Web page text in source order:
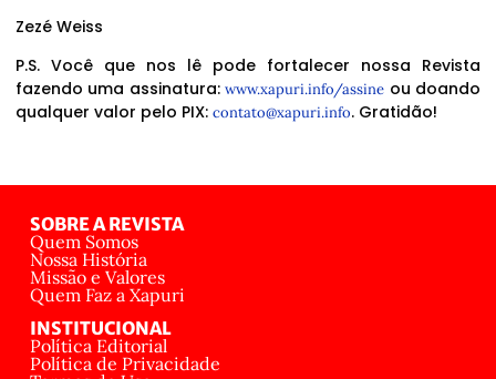
Zezé Weiss
P.S. Você que nos lê pode fortalecer nossa Revista
fazendo uma assinatura:www.xapuri.info/assine ou doando
qualquer valor pelo PIX: contato@xapuri.info. Gratidão!
SOBRE A REVISTA
Quem Somos
Nossa História
Missão e Valores
Quem Faz a Xapuri
INSTITUCIONAL
Política Editorial
Política de Privacidade